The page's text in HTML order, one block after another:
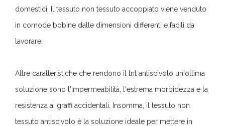
domestici. Il tessuto non tessuto accoppiato viene venduto
in comode bobine dalle dimensioni differenti e facili da
lavorare.
Altre caratteristiche che rendono il tnt antiscivolo un'ottima
soluzione sono l'impermeabilità, l'estrema morbidezza e la
resistenza ai graffi accidentali. Insomma, il tessuto non
tessuto antiscivolo è la soluzione ideale per mettere in